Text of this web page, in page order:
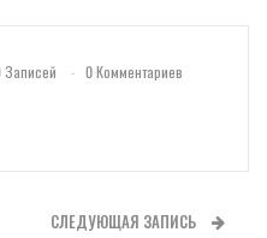
Записей 0 Комментариев
СЛЕДУЮЩАЯ ЗАПИСЬ